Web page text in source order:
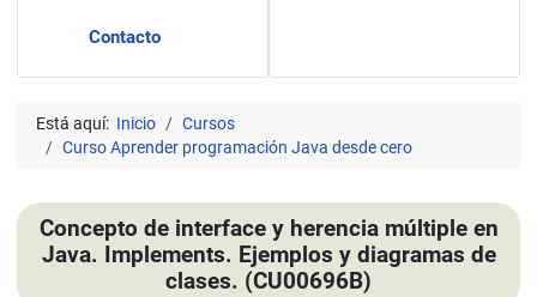
Contacto
Está aquí: Inicio
Cursos
Curso Aprender programación Java desde cero
Concepto de interface y herencia múltiple en
Java. Implements. Ejemplos y diagramas de
clases. (CU00696B)